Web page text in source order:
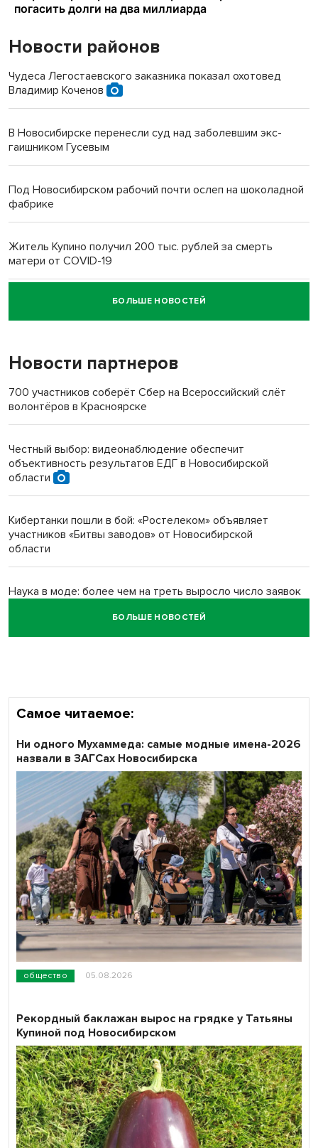
Новости районов
Чудеса Легостаевского заказника показал охотовед
Владимир Коченов
В Новосибирске перенесли суд над заболевшим экс-
гаишником Гусевым
Под Новосибирском рабочий почти ослеп на шоколадной
фабрике
Житель Купино получил 200 тыс. рублей за смерть
матери от COVID-19
Новосибирский суд наказал водителя за смерть
пенсионерки на вокзале
«Мы живём на пастбище!»: в новосибирском селе лошади
терроризируют жителей
Инвалид получил условный срок за избиение врачей
Новосибирский преподаватель с женой вошли в топ-16
многодетных в России
Обновлённое отделение ВТБ открылось в Искитиме
БОЛЬШЕ НОВОСТЕЙ
Новости партнеров
700 участников соберёт Сбер на Всероссийский слёт
волонтёров в Красноярске
Честный выбор: видеонаблюдение обеспечит
объективность результатов ЕДГ в Новосибирской
области
Кибертанки пошли в бой: «Ростелеком» объявляет
участников «Битвы заводов» от Новосибирской
области
Наука в моде: более чем на треть выросло число заявок
БОЛЬШЕ НОВОСТЕЙ
Самое читаемое:
общество 05.08.2026
Ни одного Мухаммеда: самые модные имена-2026
назвали в ЗАГСах Новосибирска
Рекордный баклажан вырос на грядке у Татьяны
Купиной под Новосибирском